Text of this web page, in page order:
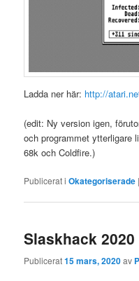
Ladda ner här: http://
(edit: Ny version igen,
och programmet ytterligare
68k och Coldfire.)
Publicerat i Okategoriserade
Slaskhack
Publicerat15 mars, 2020av